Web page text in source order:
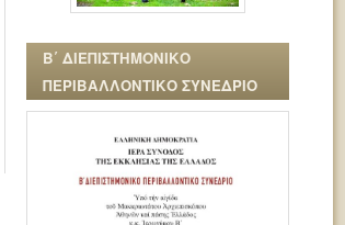
Β΄ ΔΙΕΠΙΣΤΗΜΟΝΙΚΟ
ΠΕΡΙΒΑΛΛΟΝΤΙΚΟ ΣΥΝΕΔΡΙΟ